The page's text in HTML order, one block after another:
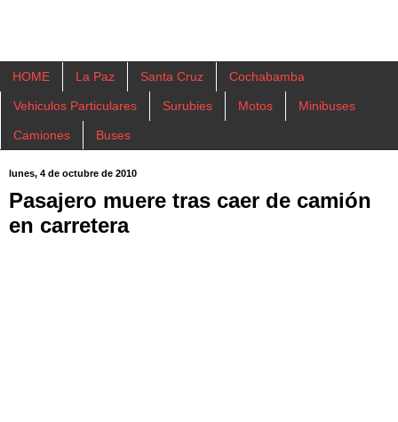
HOME La Paz Santa Cruz Cochabamba
Vehiculos Particulares Surubies Motos Minibuses
Camiones Buses
lunes, 4 de octubre de 2010
Pasajero muere tras caer de camión
en carretera